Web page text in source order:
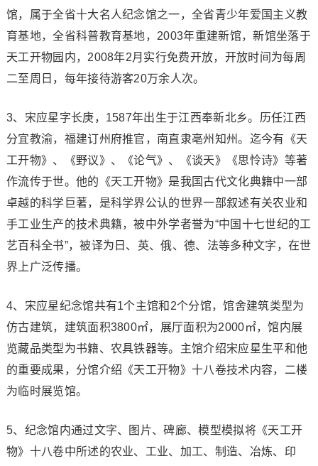
馆，属于全省十大名人纪念馆之一，全省青少年爱国主义教
育基地，全省科普教育基地，2003年重建新馆，新馆坐落于
天工开物园内，2008年2月实行免费开放，开放时间为每周
二至周日，每年接待游客20万余人次。
3、宋应星字长庚，1587年出生于江西奉新北乡。历任江西
分宜教渝，福建订州府推官，南直隶亳州知州。迄今有《天
工开物》、《野议》、《论气》、《谈天》《思怜诗》等著
作流传于世。他的《天工开物》是我国古代文化典籍中一部
卓越的科学巨著，是科学界公认的世界一部叙述有关农业和
手工业生产的技术典籍，被中外学者誉为“中国十七世纪的工
艺百科全书”，被译为日、英、俄、德、法等多种文字，在世
界上广泛传播。
4、宋应星纪念馆共有1个主馆和2个分馆，馆舍建筑类型为
仿古建筑，建筑面积3800㎡，展厅面积为2000㎡，馆内展
览藏品类型为书籍、农具铁器等。主馆介绍宋应星生平和他
的重要成果，分馆介绍《天工开物》十八卷技术内容，二楼
为临时展览馆。
5、纪念馆内通过文字、图片、碑廊、模型模拟将《天工开
物》十八卷中所述的农业、工业、加工、制造、冶炼、印